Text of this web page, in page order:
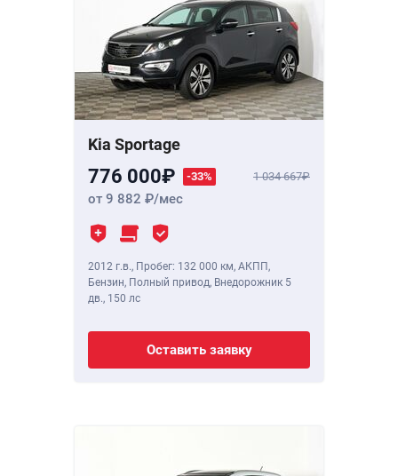
Kia Sportage
776 000 -33% 1 034 667
от 9 882 /мес
2012 г.в., Пробег: 132 000 км, АКПП,
Бензин, Полный привод, Внедорожник 5
дв., 150 лс
Оставить заявку